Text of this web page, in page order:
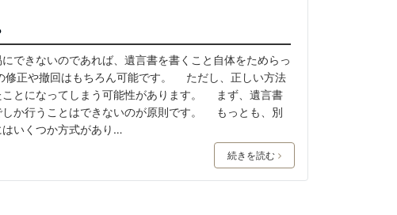
できないのであれば、遺言書を書くこと自体をためらっ
正や撤回はもちろん可能です。 ただし、正しい方法
ことになってしまう可能性があります。 まず、遺言書
か行うことはできないのが原則です。 もっとも、別
いくつか方式があり…
続きを読む